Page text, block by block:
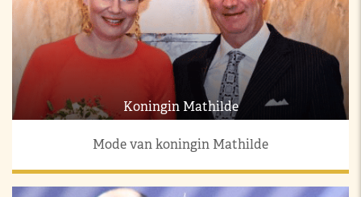
Koningin Mathilde
Mode van koningin Mathilde